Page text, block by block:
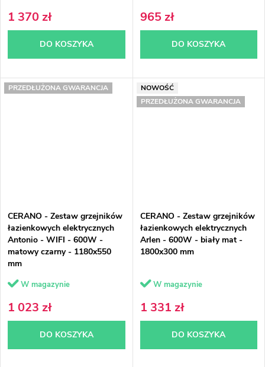
1 370 zł
DO KOSZYKA
965 zł
DO KOSZYKA
PRZEDŁUŻONA GWARANCJA
CERANO - Zestaw grzejników
łazienkowych elektrycznych
Antonio - WIFI - 600W -
matowy czarny - 1180x550
mm
W magazynie
1 023 zł
DO KOSZYKA
NOWOŚĆ
PRZEDŁUŻONA GWARANCJA
CERANO - Zestaw grzejników
łazienkowych elektrycznych
Arlen - 600W - biały mat -
1800x300 mm
W magazynie
1 331 zł
DO KOSZYKA